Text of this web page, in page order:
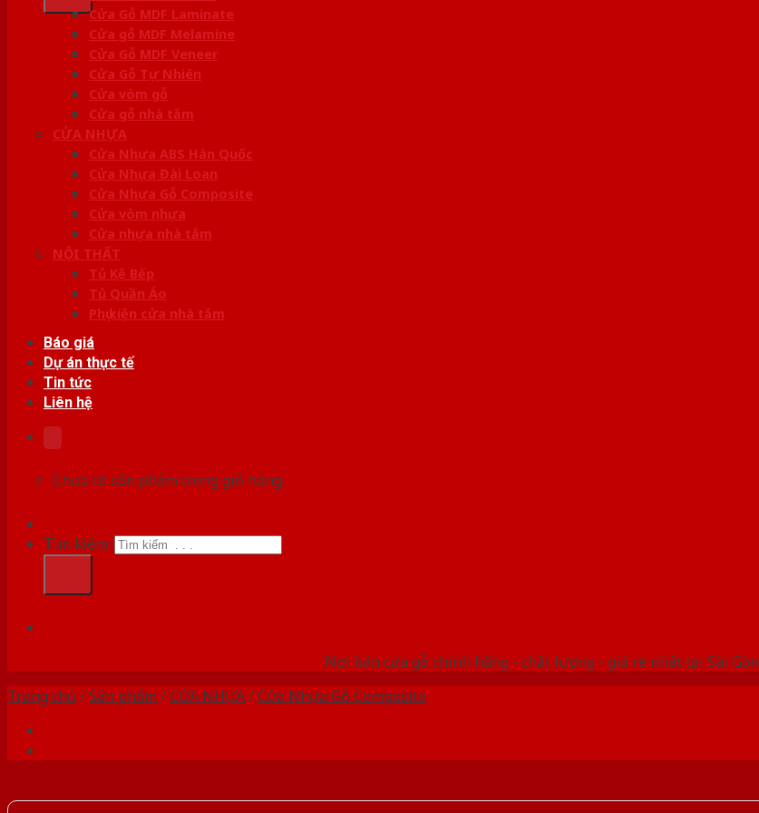
Cửa Gỗ MDF Laminate
Cửa gỗ MDF Melamine
Cửa Gỗ MDF Veneer
Cửa Gỗ Tự Nhiên
Cửa vòm gỗ
Cửa gỗ nhà tắm
CỬA NHỰA
Cửa Nhựa ABS Hàn Quốc
Cửa Nhựa Đài Loan
Cửa Nhựa Gỗ Composite
Cửa vòm nhựa
Cửa nhựa nhà tắm
NỘI THẤT
Tủ Kệ Bếp
Tủ Quần Áo
Phụ kiện cửa nhà tắm
Báo giá
Dự án thực tế
Tin tức
Liên hệ
Chưa có sản phẩm trong giỏ hàng.
Tìm kiếm:
Nơi bán cửa gỗ chính hãng - chất lượng - giá rẻ nhất tại Sài Gòn
Trang chủ /Sản phẩm /CỬA NHỰA/Cửa Nhựa Gỗ Composite